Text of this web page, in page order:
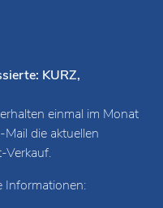
KURZ,
einmal im Monat
die aktuellen
Verkauf.
Informationen: